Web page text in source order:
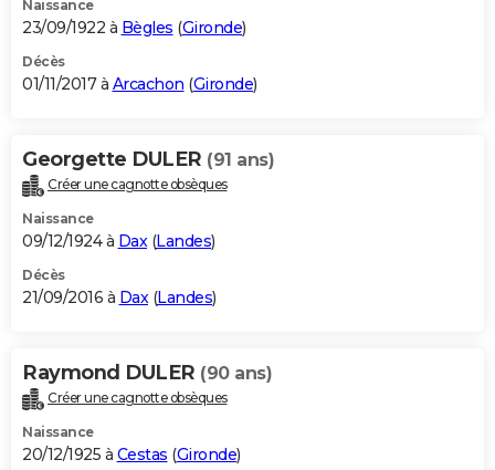
Naissance
23/09/1922 à Bègles (Gironde)
Décès
01/11/2017 à Arcachon (Gironde)
Georgette DULER (91 ans)
Créer une cagnotte obsèques
Naissance
09/12/1924 à Dax(Landes)
Décès
21/09/2016 à Dax(Landes)
Raymond DULER (90 ans)
Créer une cagnotte obsèques
Naissance
20/12/1925 à Cestas (Gironde)